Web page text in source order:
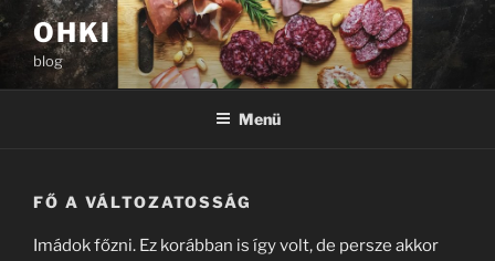
Tartalomhoz
OHKI
blog
Menü
FŐ A VÁLTOZATOSSÁG
Imádok főzni. Ez korábban is így volt, de persze akkor